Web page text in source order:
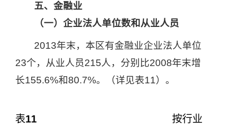
五、金融业
（一）企业法人单位数和从业人员
2013年末，本区有金融业企业法人单位
23个，从业人员215人，分别比2008年末增
长155.6%和80.7%。（详见表11）。
表11
按行业